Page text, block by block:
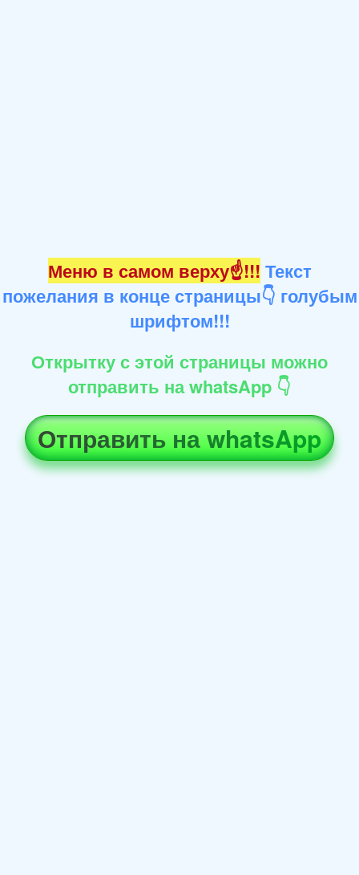
Меню в самом верху☝!!! Текст
пожелания в конце страницы👇 голубым
шрифтом!!!
Открытку с этой страницы можно
отправить на whatsApp 👇
Отправить на whatsApp